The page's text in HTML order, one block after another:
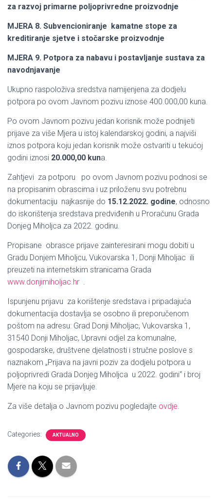
za razvoj primarne poljoprivredne proizvodnje
MJERA 8. Subvencioniranje kamatne stope za
kreditiranje sjetve i stočarske proizvodnje
MJERA 9. Potpora za nabavu i postavljanje sustava za
navodnjavanje
Ukupno raspoloživa sredstva namijenjena za dodjelu
potpora po ovom Javnom pozivu iznose 400.000,00 kuna.
Po ovom Javnom pozivu jedan korisnik može podnijeti
prijave za više Mjera u istoj kalendarskoj godini, a najviši
iznos potpora koju jedan korisnik može ostvariti u tekućoj
godini iznosi 20.000,00 kuna.
Zahtjevi za potporu po ovom Javnom pozivu podnosi se
na propisanim obrascima i uz priloženu svu potrebnu
dokumentaciju najkasnije do 15.12.2022. godine, odnosno
do iskorištenja sredstava predviđenih u Proračunu Grada
Donjeg Miholjca za 2022. godinu.
Propisane obrasce prijave zainteresirani mogu dobiti u
Gradu Donjem Miholjcu, Vukovarska 1, Donji Miholjac ili
preuzeti na internetskim stranicama Grada
www.donjimiholjac.hr .
Ispunjenu prijavu za korištenje sredstava i pripadajuća
dokumentacija dostavlja se osobno ili preporučenom
poštom na adresu: Grad Donji Miholjac, Vukovarska 1,
31540 Donji Miholjac, Upravni odjel za komunalne,
gospodarske, društvene djelatnosti i stručne poslove s
naznakom „Prijava na javni poziv za dodjelu potpora u
poljoprivredi Grada Donjeg Miholjca u 2022. godini“ i broj
Mjere na koju se prijavljuje.
Za više detalja o Javnom pozivu pogledajte ovdje.
Categories: AKTUALNO